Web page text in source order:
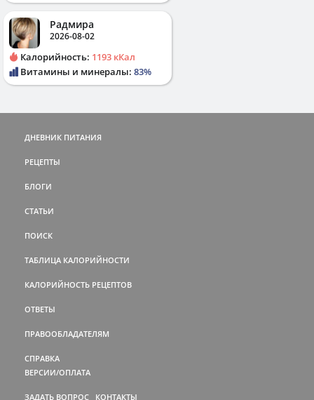
Радмира
2026-08-02
Калорийность: 1193 кКал
Витамины и минералы: 83%
ДНЕВНИК ПИТАНИЯ
РЕЦЕПТЫ
БЛОГИ
СТАТЬИ
ПОИСК
ТАБЛИЦА КАЛОРИЙНОСТИ
КАЛОРИЙНОСТЬ РЕЦЕПТОВ
ОТВЕТЫ
ПРАВООБЛАДАТЕЛЯМ
СПРАВКА
ВЕРСИИ/ОПЛАТА
ЗАДАТЬ ВОПРОС КОНТАКТЫ